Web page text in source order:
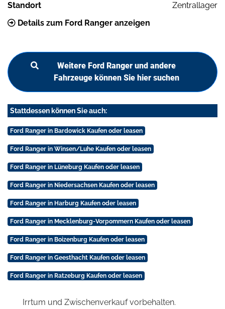
Standort
Zentrallager
Details zum Ford Ranger anzeigen
Weitere Ford Ranger und andere
Fahrzeuge können Sie hier suchen
Stattdessen können Sie auch:
Ford Ranger in Bardowick Kaufen oder leasen
Ford Ranger in Winsen/Luhe Kaufen oder leasen
Ford Ranger in Lüneburg Kaufen oder leasen
Ford Ranger in Niedersachsen Kaufen oder leasen
Ford Ranger in Harburg Kaufen oder leasen
Ford Ranger in Mecklenburg-Vorpommern Kaufen oder leasen
Ford Ranger in Boizenburg Kaufen oder leasen
Ford Ranger in Geesthacht Kaufen oder leasen
Ford Ranger in Ratzeburg Kaufen oder leasen
Irrtum und Zwischenverkauf vorbehalten.